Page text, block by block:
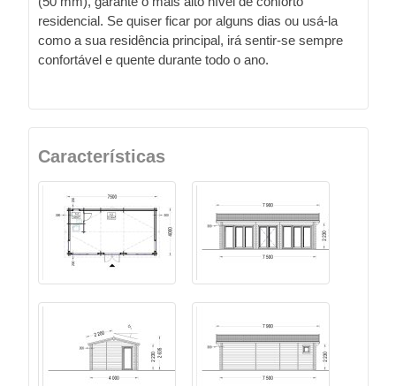
residencial. Se quiser ficar por alguns dias ou usá-la
como a sua residência principal, irá sentir-se sempre
confortável e quente durante todo o ano.
Características